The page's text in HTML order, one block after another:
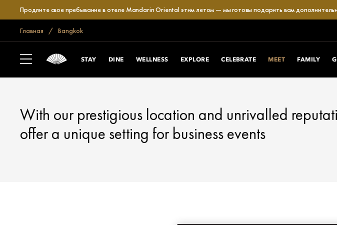
Продлите свое пребывание в отеле Mandarin Oriental этим летом — мы готовы подарить вам
Главная Bangkok
STAY DINE WELLNESS EXPLORE CELEBRATE MEET FAMILY
BANGKOK
MEET
With our prestigious location and unrivalled
offer a unique setting for business events